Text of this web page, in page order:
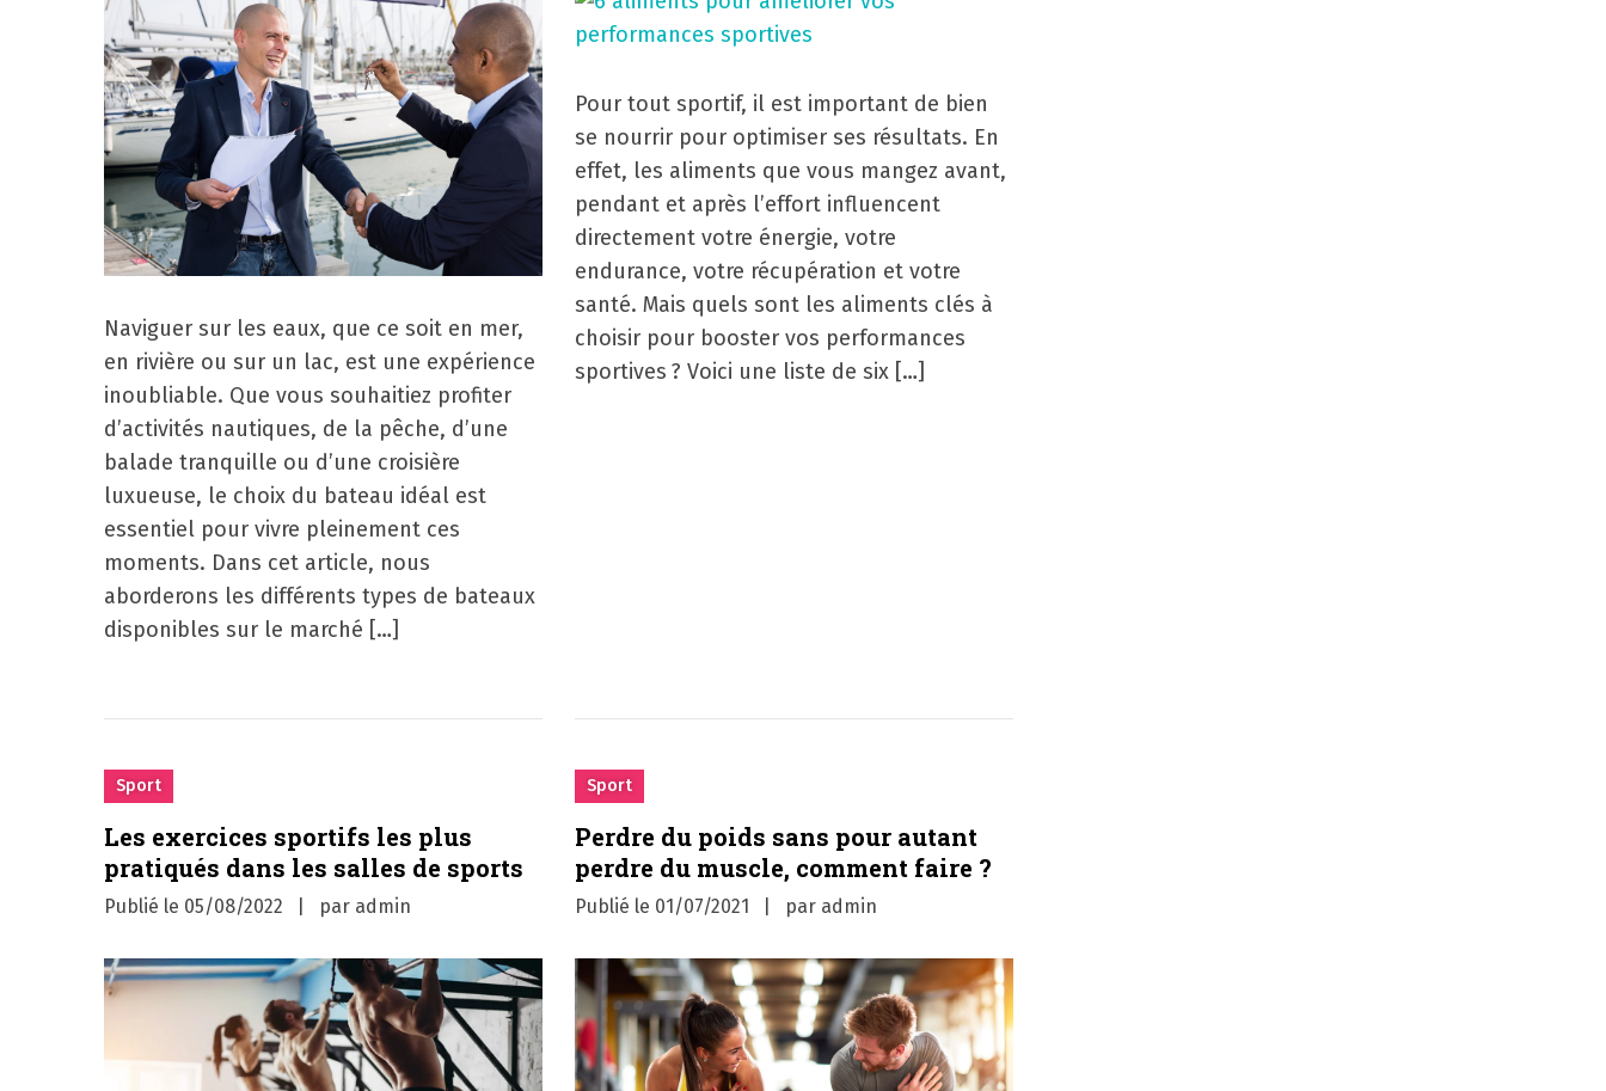
Naviguer sur les eaux, que ce soit en mer,
en rivière ou sur un lac, est une expérience
inoubliable. Que vous souhaitiez profiter
d’activités nautiques, de la pêche, d’une
balade tranquille ou d’une croisière
luxueuse, le choix du bateau idéal est
essentiel pour vivre pleinement ces
moments. Dans cet article, nous
aborderons les différents types de bateaux
disponibles sur le marché […]
Pour tout sportif, il est important de bien
se nourrir pour optimiser ses résultats. En
effet, les aliments que vous mangez avant,
pendant et après l’effort influencent
directement votre énergie, votre
endurance, votre récupération et votre
santé. Mais quels sont les aliments clés à
choisir pour booster vos performances
sportives ? Voici une liste de six […]
Sport
Les exercices sportifs les plus
pratiqués dans les salles de sports
Publié le 05/08/2022 par admin
Sport
Perdre du poids sans pour autant
perdre du muscle, comment faire ?
Publié le 01/07/2021 par admin